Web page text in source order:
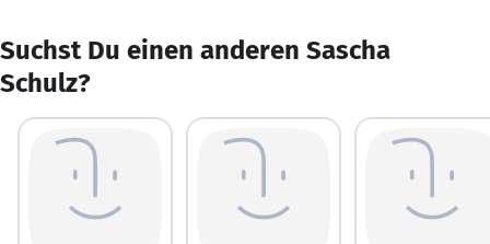
Suchst Du einen anderen Sascha
Schulz?